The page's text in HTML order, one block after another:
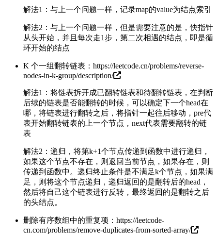
解法1：与上一个问题一样，记录map的value为结点索引
解法2：与上一个问题一样，但是需要注意的是，快指针
从头开始，并且每次走1步，第二次相遇的结点，即是循
环开始的结点
K 个一组翻转链表： https://leetcode.cn/problems/reverse-
nodes-in-k-group/description/
解法1：将链表拆开成已翻转链表和待翻转链表，在判断
后续的链表是否能翻转的时候，可以确定下一个head在
哪，将链表进行翻转之后，将指针一起往后移动，pre代
表开始翻转链表的上一个节点，next代表需要翻转的链
表
解法2：递归，将第k+1个节点传递到函数中进行递归，
如果这个节点不存在，则返回当前节点，如果存在，则
传递到函数中。递归终止条件是不满足k个节点，如果满
足，则将这个节点递归，递归返回的是翻转后的head，
然后将自己这个链表进行反转，最终返回的是翻转之后
的头结点。
删除有序数组中的重复项： https://leetcode-
cn.com/problems/remove-duplicates-from-sorted-array/